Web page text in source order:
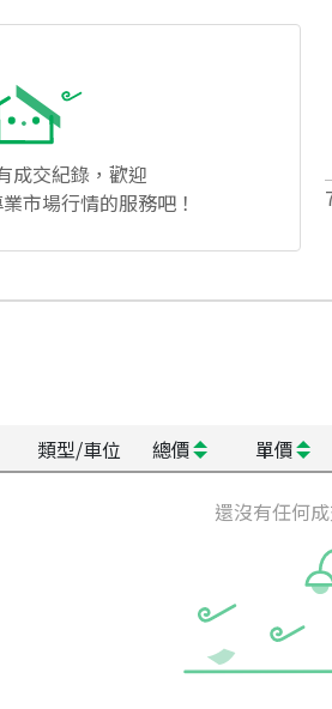
成交紀錄，歡迎
市場行情的服務吧！
類型/車位 總價 單價
還沒有任何